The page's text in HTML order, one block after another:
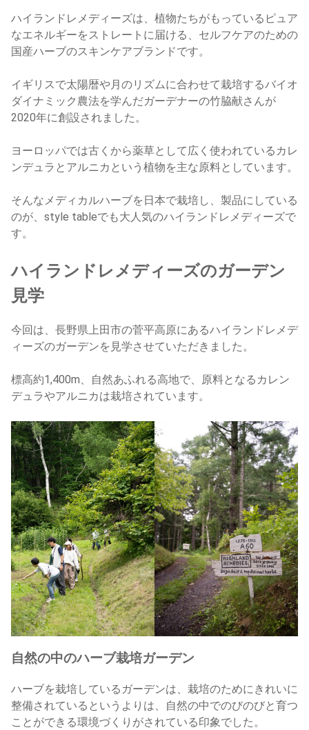
ハイランドレメディーズは、植物たちがもっているピュア
なエネルギーをストレートに届ける、セルフケアのための
国産ハーブのスキンケアブランドです。
イギリスで太陽暦や月のリズムに合わせて栽培するバイオ
ダイナミック農法を学んだガーデナーの竹脇献さんが
2020年に創設されました。
ヨーロッパでは古くから薬草として広く使われているカレ
ンデュラとアルニカという植物を主な原料としています。
そんなメディカルハーブを日本で栽培し、製品にしている
のが、style tableでも大人気のハイランドレメディーズで
す。
ハイランドレメディーズのガーデン
見学
今回は、長野県上田市の菅平高原にあるハイランドレメデ
ィーズのガーデンを見学させていただきました。
標高約1,400m、自然あふれる高地で、原料となるカレン
デュラやアルニカは栽培されています。
自然の中のハーブ栽培ガーデン
ハーブを栽培しているガーデンは、栽培のためにきれいに
整備されているというよりは、自然の中でのびのびと育つ
ことができる環境づくりがされている印象でした。